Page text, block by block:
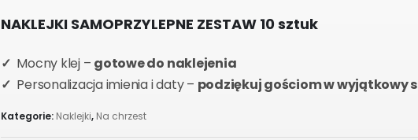
NAKLEJKI SAMOPRZYLEPNE ZESTAW 10 sztuk
✓ Mocny klej – gotowe do naklejenia
✓ Personalizacja imienia i daty – podziękuj gościom w wyjątkowy
Kategorie: Naklejki, Na chrzest